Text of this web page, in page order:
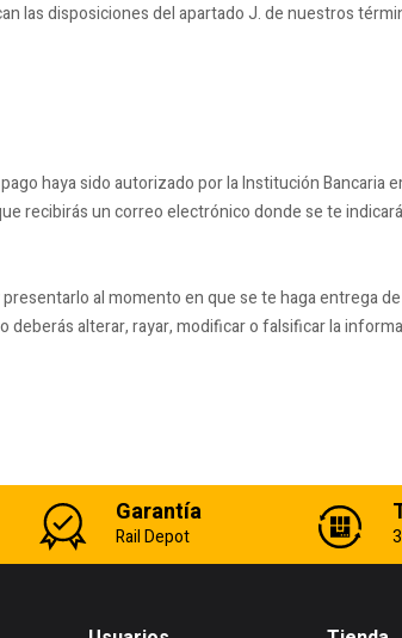
las disposiciones del apartado J. de nuestros
haya sido autorizado por la Institución
recibirás un correo electrónico donde se te
al momento en que se te haga entrega
alterar, rayar, modificar o falsificar la
Garantía
Rail Depot